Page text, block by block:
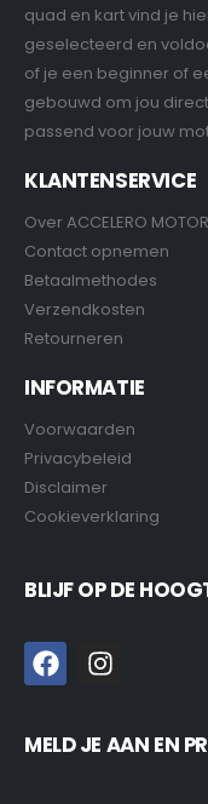
quad en kart vind je
geselecteerd en
of je een beginner of
gebouwd om jou
passend voor jouw
KLANTENSERVICE
Over ACCELERO
Contact opnemen
Betaalmethodes
Verzendkosten
Retourneren
INFORMATIE
Voorwaarden
Privacybeleid
Disclaimer
Cookieverklaring
BLIJF OP DE
MELD JE AAN EN